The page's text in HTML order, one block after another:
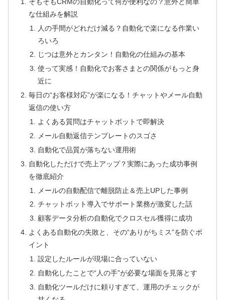
な仕組みを解説
人の手間がどれだけ減る？自動化で楽になる作業い
ろいろ
じつは意外とカンタン！自動化の仕組みの基本
使って実感！自動化でお客さまとの関係がもっと身
近に
毎日の“お客様対応”が楽になる！チャットやメール自動
返信の使い方
よくある質問はチャットボットで即解決
メール自動返信テンプレートのスゴさ
自動化で品質が落ちない運用術
自動化しただけで売上アップ？実際にあった成功事例
を徹底紹介
メールの自動配信で離脱防止＆売上UPした事例
チャットボット導入でサポート業務が激変した話
顧客データ分析の自動化でクロスセル獲得に成功
よくある自動化の失敗と、その“ありがちミス”を防ぐポ
イント
設定したルールが現場に合っていない
自動化したことで“人の手”が必要な場面を見落とす
自動化ツールだけに頼りすぎて、運用のチェックが